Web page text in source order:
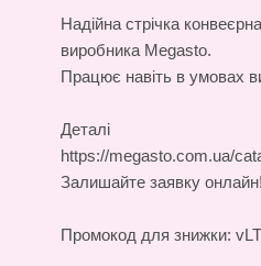
Надійна стрічка
виробника Megasto.
Працює навіть в умовах
Деталі
https://megasto.com.ua/
Залишайте заявку онлайн!
Промокод для знижки: